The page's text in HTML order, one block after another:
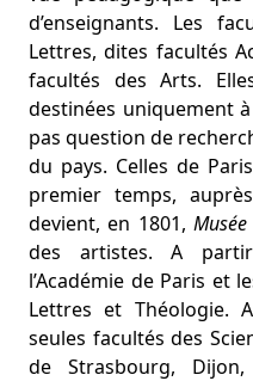
d’enseignants. Les
Lettres, dites facultés
facultés des Arts.
destinées uniquement
pas question de
du pays. Celles de
premier temps,
devient, en 1801,
des artistes. A
l’Académie de Paris et
Lettres et Théologie.
seules facultés des
de Strasbourg,